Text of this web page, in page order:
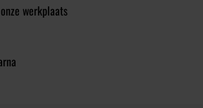
werkplaats